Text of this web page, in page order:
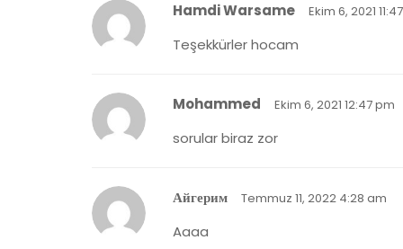
Hamdi Warsame Ekim 6, 2021
Teşekkürler hocam
Mohammed Ekim 6, 2021 12:47 pm
sorular biraz zor
Айгерим Temmuz 11, 2022 4:28 am
Aaaa